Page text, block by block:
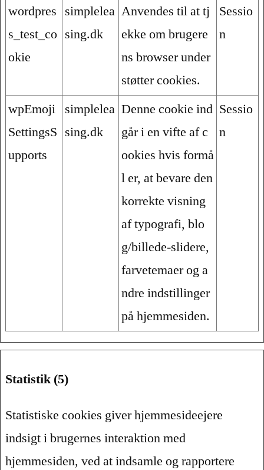
wordpres
s_test_co
okie
simplelea
sing.dk
Anvendes til at tj
ekke om brugere
ns browser under
støtter cookies.
Sessio
n
wpEmoji
SettingsS
upports
simplelea
sing.dk
Denne cookie ind
går i en vifte af c
ookies hvis formå
l er, at bevare den
korrekte visning
af typografi, blo
g/billede-slidere,
farvetemaer og a
ndre indstillinger
på hjemmesiden.
Sessio
n
Statistik (5)
Statistiske cookies giver hjemmesideejere
indsigt i brugernes interaktion med
hjemmesiden, ved at indsamle og rapportere